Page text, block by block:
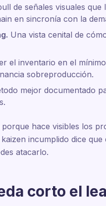
de señales visuales
en sincronía con la
Una vista cenital de
el inventario en el
sobreproducción.
mejor documentado
hace visibles los
incumplido dice
atacarlo.
corto el